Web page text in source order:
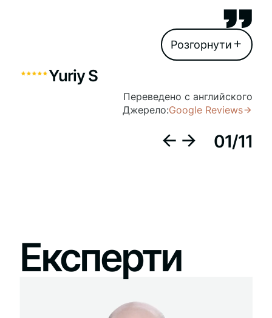
ориентация на клиента
встречается далеко не во всех
агентствах.
Yuriy S
Переведено с английского
Джерело:Google Reviews
01/11
Експерти